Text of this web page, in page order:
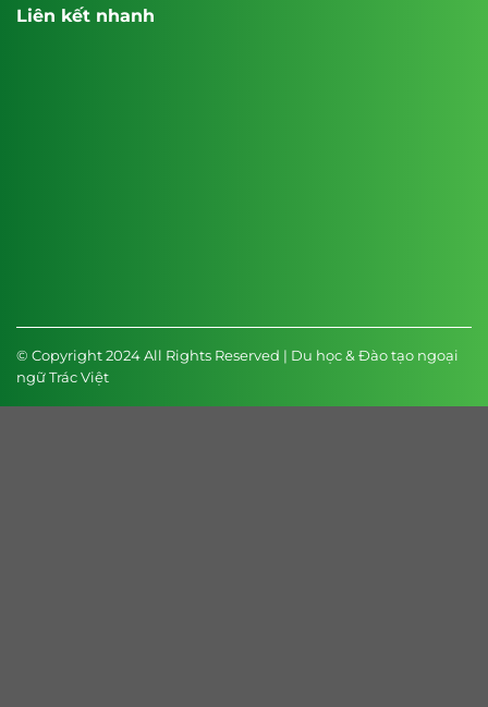
Liên kết nhanh
© Copyright 2024 All Rights Reserved | Du học & Đào tạo ngoại
ngữ Trác Việt